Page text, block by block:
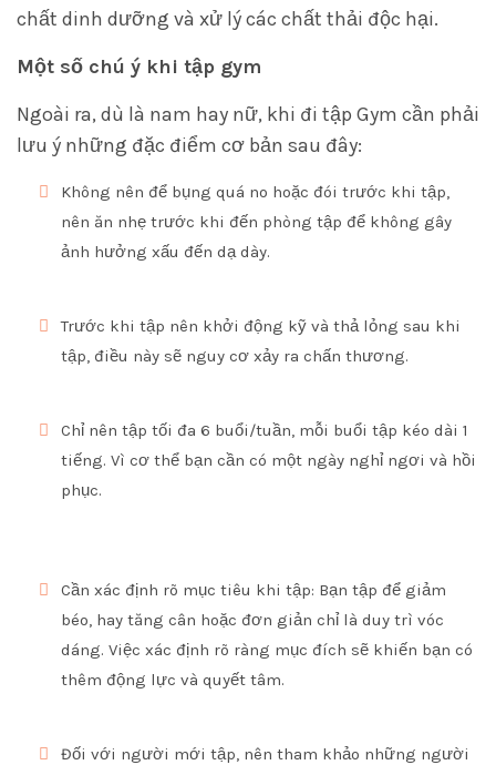
chất dinh dưỡng và xử lý các chất thải độc hại.
Một số chú ý khi tập gym
Ngoài ra, dù là nam hay nữ, khi đi tập Gym cần phải
lưu ý những đặc điểm cơ bản sau đây:
Không nên để bụng quá no hoặc đói trước khi tập,
nên ăn nhẹ trước khi đến phòng tập để không gây
ảnh hưởng xấu đến dạ dày.
Trước khi tập nên khởi động kỹ và thả lỏng sau khi
tập, điều này sẽ nguy cơ xảy ra chấn thương.
Chỉ nên tập tối đa 6 buổi/tuần, mỗi buổi tập kéo dài 1
tiếng. Vì cơ thể bạn cần có một ngày nghỉ ngơi và hồi
phục.
Cần xác định rõ mục tiêu khi tập: Bạn tập để giảm
béo, hay tăng cân hoặc đơn giản chỉ là duy trì vóc
dáng. Việc xác định rõ ràng mục đích sẽ khiến bạn có
thêm động lực và quyết tâm.
Đối với người mới tập, nên tham khảo những người